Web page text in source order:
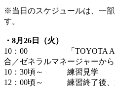
※当日のスケジュールは、一
す。
・8月26日（火）
10：00 「TOYOTA
合／ゼネラルマネージャーか
10：30頃～ 練習見学
12：00頃～ 練習終了後、